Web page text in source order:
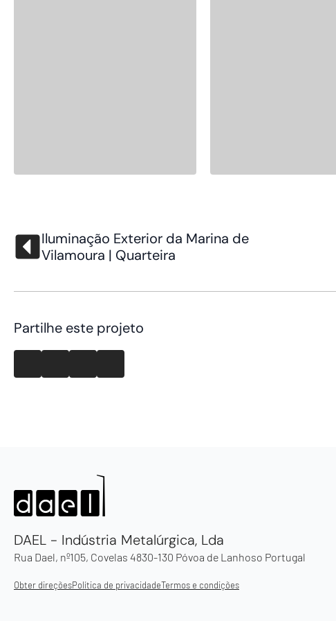
Iluminação Exterior da Marina de
Vilamoura | Quarteira
Partilhe este projeto
DAEL - Indústria Metalúrgica, Lda
Rua Dael, nº105, Covelas 4830-130 Póvoa de Lanhoso Portugal
Obter direçõesPolítica de privacidadeTermos e condições